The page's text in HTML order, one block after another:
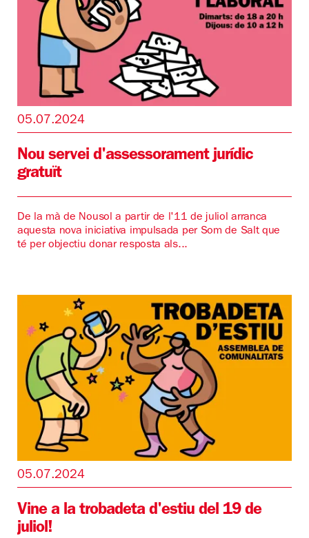
05.07.2024
Nou servei d'assessorament jurídic
gratuït
De la mà de Nousol a partir de l'11 de juliol arranca
aquesta nova iniciativa impulsada per Som de Salt que
té per objectiu donar resposta als...
05.07.2024
Vine a la trobadeta d'estiu del 19 de
juliol!